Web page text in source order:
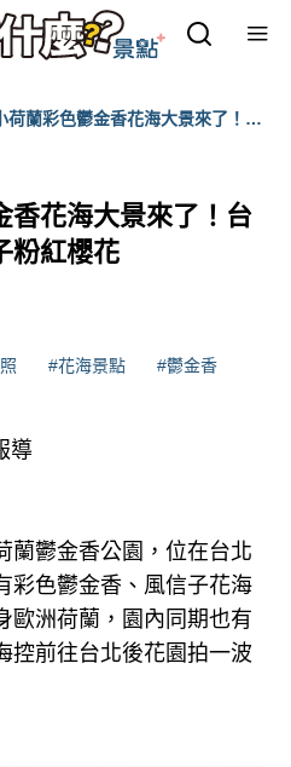
荷蘭彩色鬱金香花海大景來了！台
香花海大景來了！台
粉紅櫻花
#花海景點 #鬱金香
導
蘭鬱金香公園，位在台北
彩色鬱金香、風信子花海
歐洲荷蘭，園內同期也有
控前往台北後花園拍一波